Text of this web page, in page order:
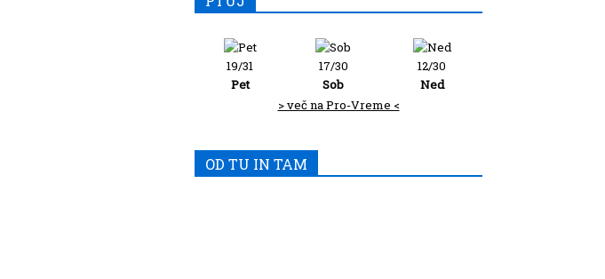
19/31
Pet
17/30
Sob
12/30
Ned
> več na Pro-Vreme <
OD TU IN TAM